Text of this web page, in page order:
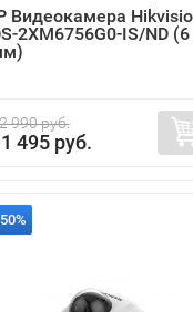
Видеокамера
2XM6756G0-IS/ND (6
990 руб.
495 руб.